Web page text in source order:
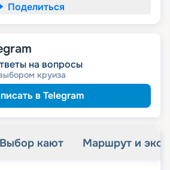
Поделиться
на вопросы
круиза
в Telegram
Выбор кают Маршрут и